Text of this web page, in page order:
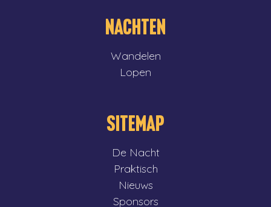
NACHTEN
Wandelen
Lopen
SITEMAP
De Nacht
Praktisch
Nieuws
Sponsors